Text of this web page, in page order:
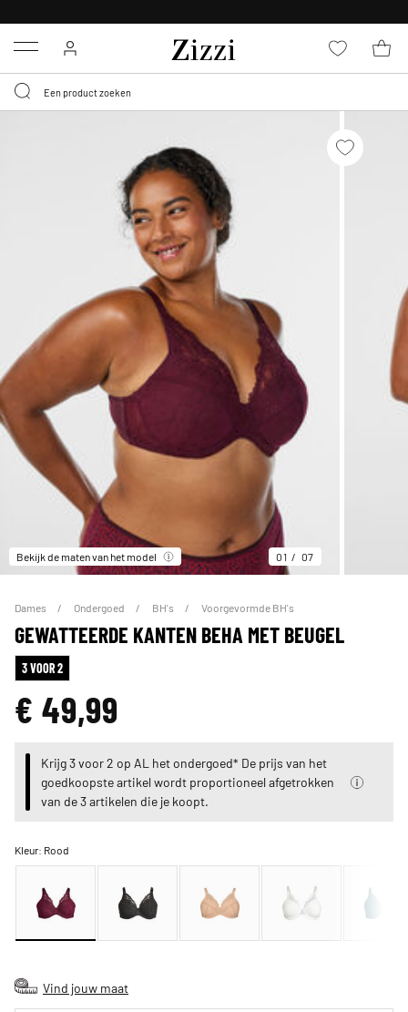
Menu
Bekijk de maten van het model 01 07
Dames Ondergoed BH's Voorgevormde BH's
GEWATTEERDE KANTEN BEHA MET BEUGEL
3 VOOR 2
€ 49,99
Krijg 3 voor 2 op AL het ondergoed* De prijs van het
goedkoopste artikel wordt proportioneel afgetrokken
van de 3 artikelen die je koopt.
Kleur: Rood
Vind jouw maat